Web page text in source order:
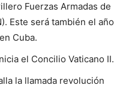
Fuerzas Armadas de
Este será también el año
Cuba.
el Concilio Vaticano II.
la llamada revolución